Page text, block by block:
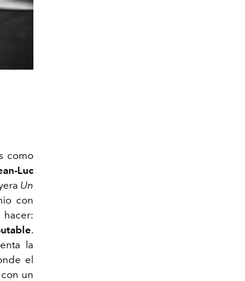
como
Luc
Un
con
.
la
el
un